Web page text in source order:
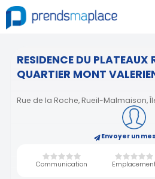
RESIDENCE DU
QUARTIER MONT
Rue de la Roche, Rueil-Malmaison,
Envoyer un
Communication